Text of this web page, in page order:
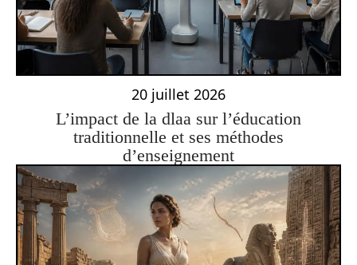
20 juillet 2026
L’impact de la dlaa sur l’éducation
traditionnelle et ses méthodes
d’enseignement